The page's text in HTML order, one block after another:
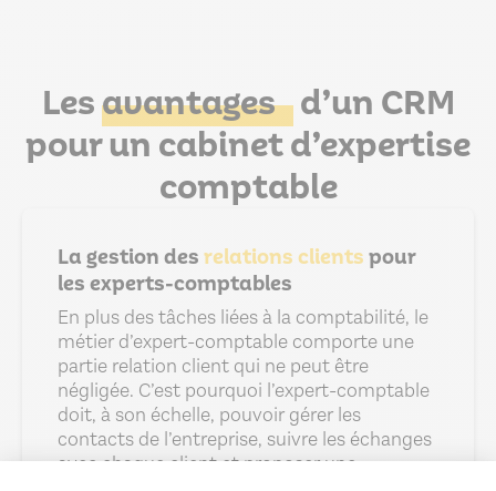
Lesavantages d’un CRM
pour un cabinet d’expertise
comptable
La gestion desrelations clientspour
les experts-comptables
En plus des tâches liées à la comptabilité, le
métier d’expert-comptable comporte une
partie relation client qui ne peut être
négligée. C’est pourquoi l’expert-comptable
doit, à son échelle, pouvoir gérer les
contacts de l’entreprise, suivre les échanges
avec chaque client et proposer une